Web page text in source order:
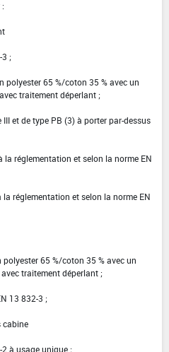
3 ;
polyester 65 %/coton 35 % avec un
traitement déperlant ;
et de type PB (3) à porter par-dessus
réglementation et selon la norme EN
réglementation et selon la norme EN
65 %/coton 35 % avec un
traitement déperlant ;
13 832-3 ;
cabine
à usage unique ;